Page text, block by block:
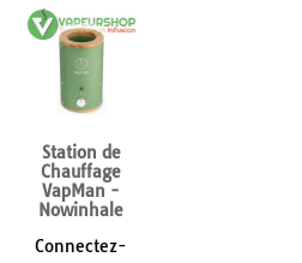
Station de
Chauffage
VapMan -
Nowinhale
Connectez-